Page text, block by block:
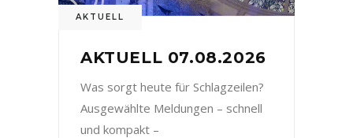
AKTUELL
AKTUELL 07.08.2026
Was sorgt heute für Schlagzeilen?
Ausgewählte Meldungen – schnell
und kompakt –